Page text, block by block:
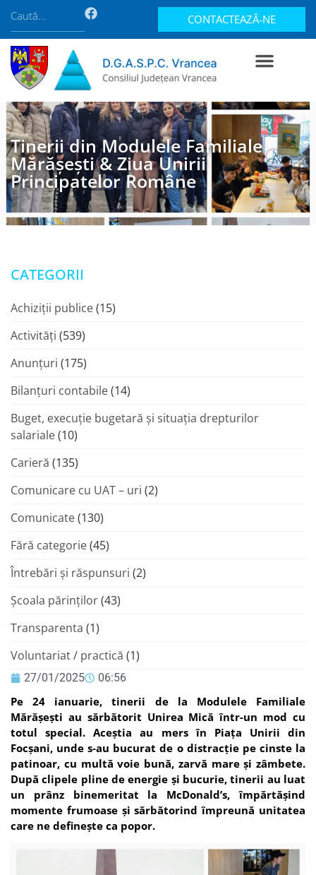
CONTACTEAZĂ-NE
Tinerii din Modulele Familiale
Mărășești & Ziua Unirii
Principatelor Române
27/01/2025 06:56
Pe 24 ianuarie, tinerii de la Modulele Familiale
Mărășești au sărbătorit Unirea Mică într-un mod cu
totul special. Aceștia au mers în Piața Unirii din
Focșani, unde s-au bucurat de o distracție pe cinste la
patinoar, cu multă voie bună, zarvă mare și zâmbete.
După clipele pline de energie și bucurie, tinerii au luat
un prânz binemeritat la McDonald’s, împărtășind
momente frumoase și sărbătorind împreună unitatea
care ne definește ca popor.
CATEGORII
Achiziții publice(15)
Activități (539)
Anunțuri (175)
Bilanțuri contabile(14)
Buget, execuție bugetară și situația drepturilor
salariale(10)
Carieră (135)
Comunicare cu UAT – uri (2)
Comunicate(130)
Fără categorie(45)
Întrebări și răspunsuri (2)
Şcoala părinţilor(43)
Transparenta (1)
Voluntariat / practică (1)